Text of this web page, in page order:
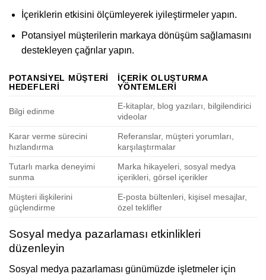
İçeriklerin etkisini ölçümleyerek iyileştirmeler yapın.
Potansiyel müşterilerin markaya dönüşüm sağlamasını
destekleyen çağrılar yapın.
POTANSIYEL MÜŞTERI
HEDEFLERI
İÇERIK OLUŞTURMA
YÖNTEMLERI
Bilgi edinme
E-kitaplar, blog yazıları, bilgilendirici
videolar
Karar verme sürecini
hızlandırma
Referanslar, müşteri yorumları,
karşılaştırmalar
Tutarlı marka deneyimi
sunma
Marka hikayeleri, sosyal medya
içerikleri, görsel içerikler
Müşteri ilişkilerini
güçlendirme
E-posta bültenleri, kişisel mesajlar,
özel teklifler
Sosyal medya pazarlaması etkinlikleri
düzenleyin
Sosyal medya pazarlaması günümüzde işletmeler için